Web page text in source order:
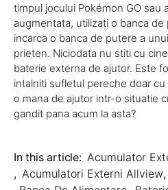
timpul jocului Pokémon GO sau
augmentata, utilizati o banca
incarca o banca de putere a
prieten. Niciodata nu stiti cu
baterie externa de ajutor. Este
intalniti sufletul pereche doar
o mana de ajutor intr-o situatie
gandit pana acum la asta?
In this article: Acumulator
, Acumulatori Externi Allview,